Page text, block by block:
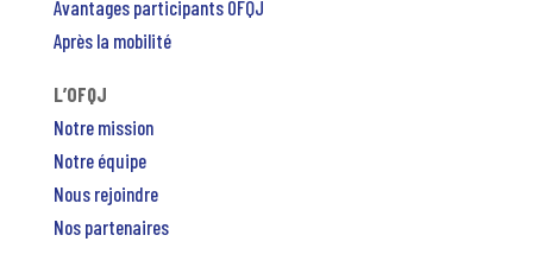
Avantages participants OFQJ
Après la mobilité
L’OFQJ
Notre mission
Notre équipe
Nous rejoindre
Nos partenaires